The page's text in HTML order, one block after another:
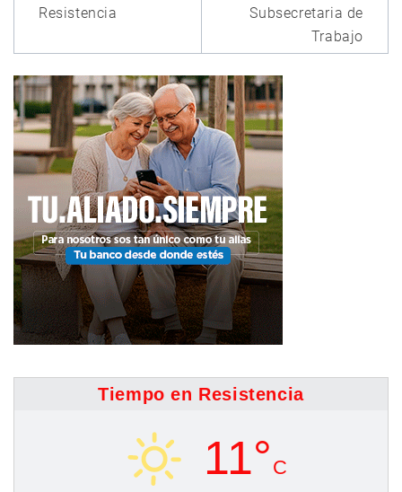
Resistencia
Subsecretaria de
Trabajo
Tiempo en Resistencia
11° C